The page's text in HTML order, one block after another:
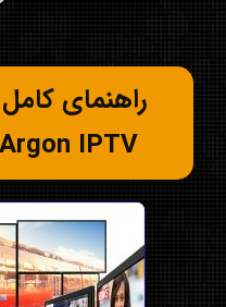
راهنمای
Argon IPTV روی Smart TV